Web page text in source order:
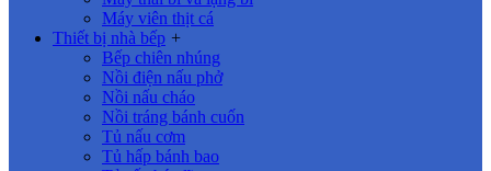
Máy viên thịt cá
Thiết bị nhà bếp +
Bếp chiên nhúng
Nồi điện nấu phở
Nồi nấu cháo
Nồi tráng bánh cuốn
Tủ nấu cơm
Tủ hấp bánh bao